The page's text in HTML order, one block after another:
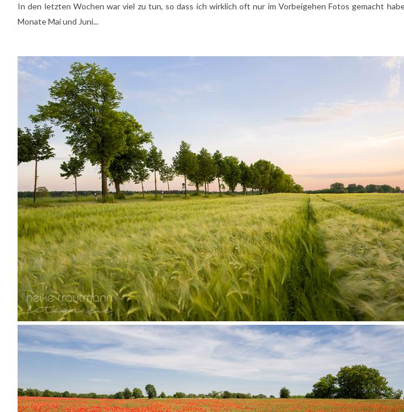
In den letzten Wochen war viel zu tun, so dass ich wirklich oft nur im Vorbeigehen Fotos gemacht
Monate Mai und Juni...